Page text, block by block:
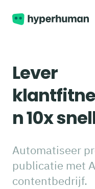
Lever
n 10x
Automatiseer
publicatie met
contentbedrijf.